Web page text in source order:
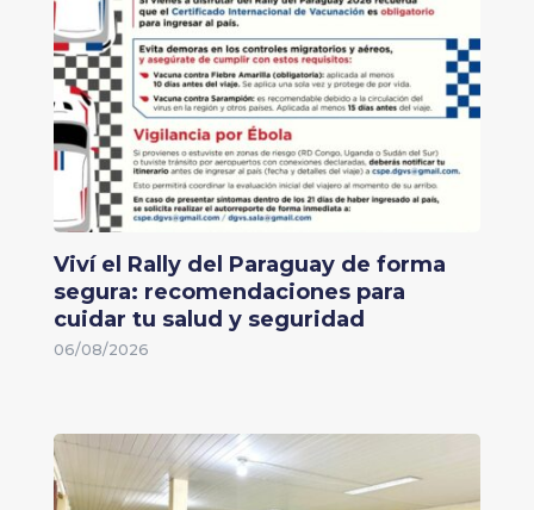
Viví el Rally del Paraguay de forma
segura: recomendaciones para
cuidar tu salud y seguridad
06/08/2026